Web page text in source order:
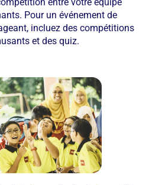
Pour un événement de
incluez des compétitions
et des quiz.